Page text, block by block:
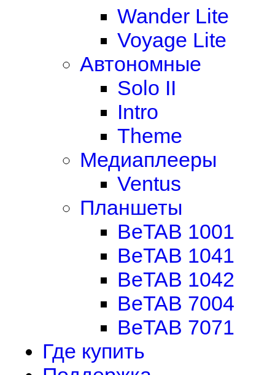
Wander Lite
Voyage Lite
Автономные
Solo II
Intro
Theme
Медиаплееры
Ventus
Планшеты
BeTAB 1001
BeTAB 1041
BeTAB 1042
BeTAB 7004
BeTAB 7071
Где купить